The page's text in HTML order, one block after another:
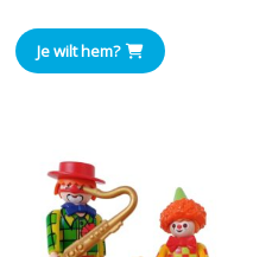
Je wilt hem?